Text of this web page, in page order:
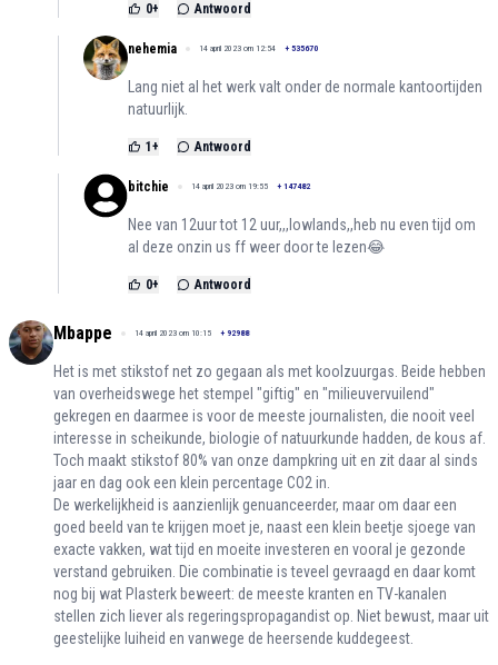
0+ Antwoord
nehemia 14 april 2023 om 12:54 + 535670
Lang niet al het werk valt onder de normale kantoortijden
natuurlijk.
1 + Antwoord
bitchie 14 april 2023 om 19:55 + 147482
Nee van 12uur tot 12 uur,,,lowlands,,heb nu even tijd om
al deze onzin us ff weer door te lezen😂
0+ Antwoord
Mbappe 14 april 2023 om 10:15 + 92988
Het is met stikstof net zo gegaan als met koolzuurgas. Beide hebben
van overheidswege het stempel "giftig" en "milieuvervuilend"
gekregen en daarmee is voor de meeste journalisten, die nooit veel
interesse in scheikunde, biologie of natuurkunde hadden, de kous af.
Toch maakt stikstof 80% van onze dampkring uit en zit daar al sinds
jaar en dag ook een klein percentage CO2 in.
De werkelijkheid is aanzienlijk genuanceerder, maar om daar een
goed beeld van te krijgen moet je, naast een klein beetje sjoege van
exacte vakken, wat tijd en moeite investeren en vooral je gezonde
verstand gebruiken. Die combinatie is teveel gevraagd en daar komt
nog bij wat Plasterk beweert: de meeste kranten en TV-kanalen
stellen zich liever als regeringspropagandist op. Niet bewust, maar uit
geestelijke luiheid en vanwege de heersende kuddegeest.